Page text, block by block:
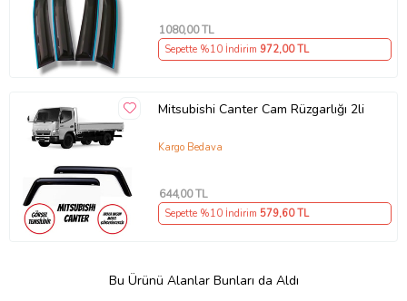
1080,00 TL
Sepette %10 İndirim 972,00 TL
Mitsubishi Canter Cam Rüzgarlığı 2li
Kargo Bedava
644,00 TL
Sepette %10 İndirim 579,60 TL
Bu Ürünü Alanlar Bunları da Aldı